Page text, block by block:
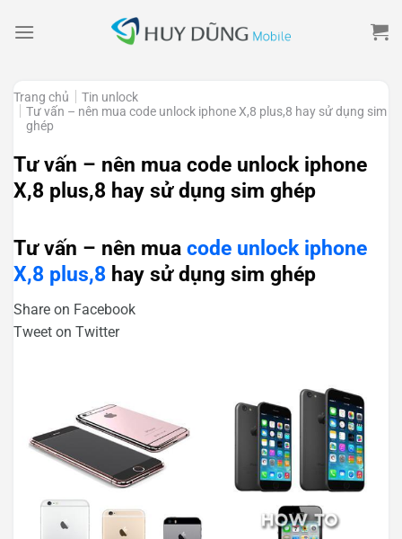
Trang chủ
Tin unlock
Tư vấn – nên mua code unlock iphone X,8 plus,8 hay sử dụng sim
ghép
Tư vấn – nên mua code unlock iphone
X,8 plus,8 hay sử dụng sim ghép
Tư vấn – nên mua code unlock iphone
X,8 plus,8 hay sử dụng sim ghép
Share on Facebook
Tweet on Twitter